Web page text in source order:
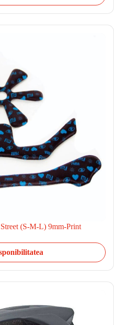
(S-M-L) 9mm-Print